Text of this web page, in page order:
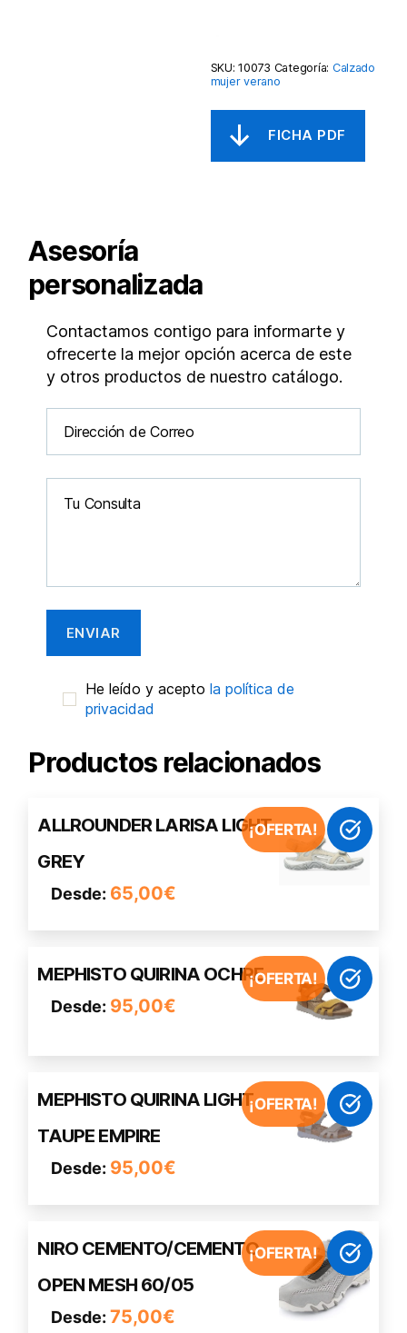
SKU:10073 Categoría: Calzado
mujer verano
Asesoría
personalizada
Contactamos contigo para informarte y
ofrecerte la mejor opción acerca de este
y otros productos de nuestro catálogo.
He leído y aceptola política de
privacidad
Productos relacionados
¡OFERTA!
ALLROUNDER LARISA LIGHT
GREY
Desde: 65,00€
Este
tiene
múltiples
Las
se
pueden
página
producto
¡OFERTA!
MEPHISTO QUIRINA OCHRE
Desde: 95,00€
Este
tiene
variantes.
opciones
se
pueden
elegir
página
producto
¡OFERTA!
MEPHISTO QUIRINA LIGHT
TAUPE EMPIRE
Desde: 95,00€
Este
tiene
múltiples
Las
se
elegir
en
¡OFERTA!
NIRO CEMENTO/CEMENTO
OPEN MESH 60/05
Desde:75,00€
Este
tiene
múltiples